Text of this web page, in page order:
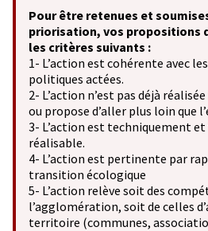
Pour être retenues et
priorisation, vos propositions
les critères suivants :
1- L’action est cohérente avec
politiques actées.
2- L’action n’est pas déjà
ou propose d’aller plus loin que
3- L’action est techniquement
réalisable.
4- L’action est pertinente par
transition écologique
5- L’action relève soit des
l’agglomération, soit de celles
territoire (communes,